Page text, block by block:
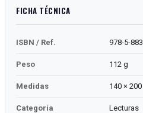
FICHA TÉCNICA
ISBN / Ref. 978-5-
Peso 112 g
Medidas 140 ×
Categoría Lecturas